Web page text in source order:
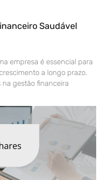
Saudável
empresa é essencial para
a longo prazo.
gestão financeira